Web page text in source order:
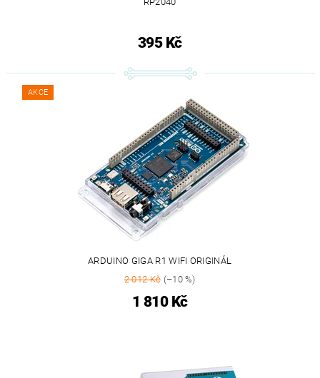
395 Kč
AKCE
ARDUINO GIGA R1 WIFI ORIGINÁL
2 012 Kč(–10 %)
1 810 Kč